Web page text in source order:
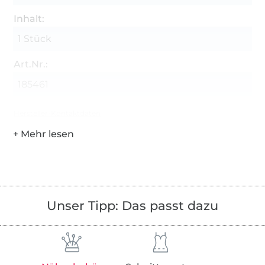
Inhalt:
1 Stück
Art.Nr.:
Unser Tipp: Das passt dazu